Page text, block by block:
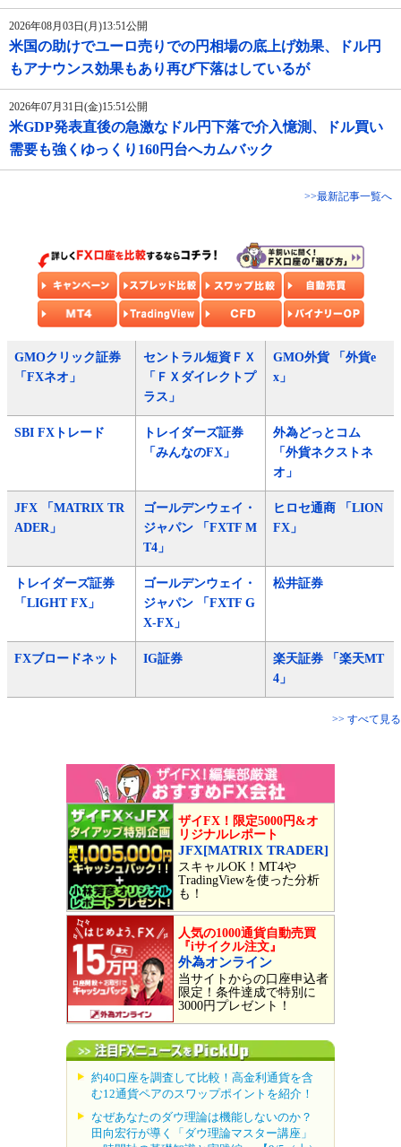
2026年08月03日(月)13:51公開
米国の助けでユーロ売りでの円相場の底上げ効果、ドル円
もアナウンス効果もあり再び下落はしているが
2026年07月31日(金)15:51公開
米GDP発表直後の急激なドル円下落で介入憶測、ドル買い
需要も強くゆっくり160円台へカムバック
>>最新記事一覧へ
GMOクリック証券
「FXネオ」
セントラル短資ＦＸ
「ＦＸダイレクトプ
ラス」
GMO外貨 「外貨e
x」
SBI FXトレード
トレイダーズ証券
「みんなのFX」
外為どっとコム
「外貨ネクストネ
オ」
JFX 「MATRIX TR
ADER」
ゴールデンウェイ・
ジャパン 「FXTF M
T4」
ヒロセ通商 「LION
FX」
トレイダーズ証券
「LIGHT FX」
ゴールデンウェイ・
ジャパン 「FXTF G
X-FX」
松井証券
FXブロードネット IG証券
楽天証券 「楽天MT
4」
>> すべて見る
ザイFX！限定5000円&オ
リジナルレポート
JFX[MATRIX TRADER]
スキャルOK！MT4や
TradingViewを使った分析
も！
人気の1000通貨自動売買
『iサイクル注文』
外為オンライン
当サイトからの口座申込者
限定！条件達成で特別に
3000円プレゼント！
約40口座を調査して比較！高金利通貨を含
む12通貨ペアのスワップポイントを紹介！
なぜあなたのダウ理論は機能しないのか？
田向宏行が導く「ダウ理論マスター講座」